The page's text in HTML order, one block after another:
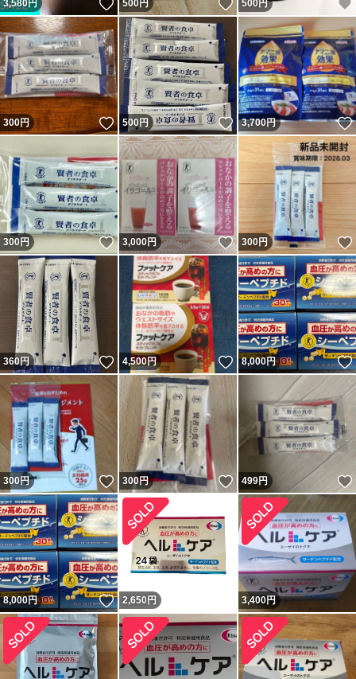
3,580円 いいね！
500円 いいね！
500円
300円 いいね！
500円 いいね！
3,700円
300円 いいね！
3,000円 いいね！
300円
360円 いいね！
4,500円 いいね！
8,000円
300円 いいね！
300円 いいね！
499円
8,000円 いいね！
2,650 円 3,400円